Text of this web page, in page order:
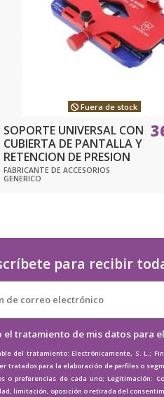
Fuera de stock
SOPORTE UNIVERSAL CON
CUBIERTA DE PANTALLA Y
RETENCION DE PRESION
FABRICANTE DE ACCESORIOS
GENERICO
para recibir
el tratamiento de mis datos para
del tratamiento: Electrónicamente, S. L.;
tratados para la elaboración de perfiles o
o preferencias de cada uno; Legitimación:
limitación, oposición o retirada del